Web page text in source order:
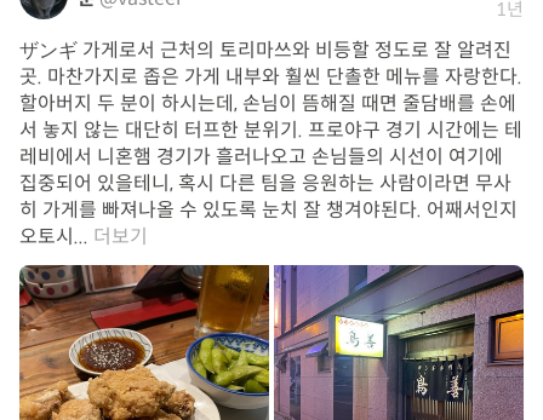
1년
ザンギ 가게로서 근처의 토리마쓰와 비등할 정도로 잘 알려진
곳. 마찬가지로 좁은 가게 내부와 훨씬 단촐한 메뉴를 자랑한다.
할아버지 두 분이 하시는데, 손님이 뜸해질 때면 줄담배를 손에
서 놓지 않는 대단히 터프한 분위기. 프로야구 경기 시간에는 테
레비에서 니혼햄 경기가 흘러나오고 손님들의 시선이 여기에
집중되어 있을테니, 혹시 다른 팀을 응원하는 사람이라면 무사
히 가게를 빠져나올 수 있도록 눈치 잘 챙겨야된다. 어째서인지
오토시... 더보기